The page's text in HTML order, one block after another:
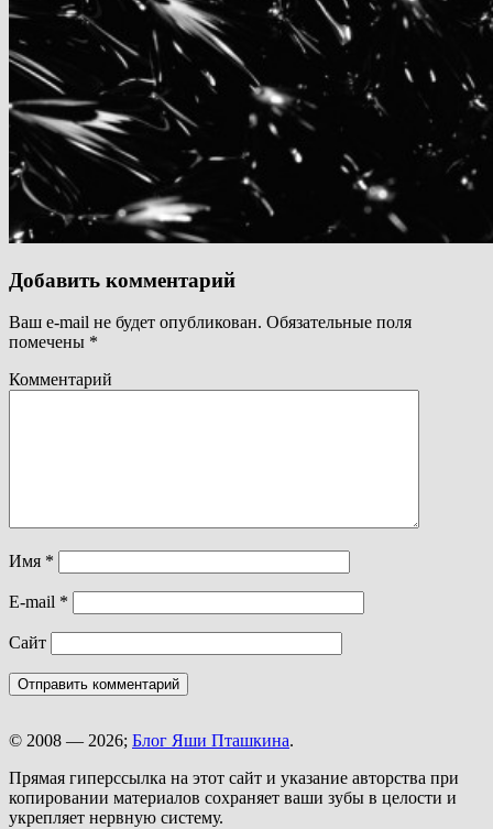
Добавить комментарий
Ваш e-mail не будет опубликован. Обязательные поля
помечены *
Комментарий
Имя *
E-mail *
Сайт
© 2008 — 2026; Блог Яши Пташкина.
Прямая гиперссылка на этот сайт и указание авторства при
копировании материалов сохраняет ваши зубы в целости и
укрепляет нервную систему.